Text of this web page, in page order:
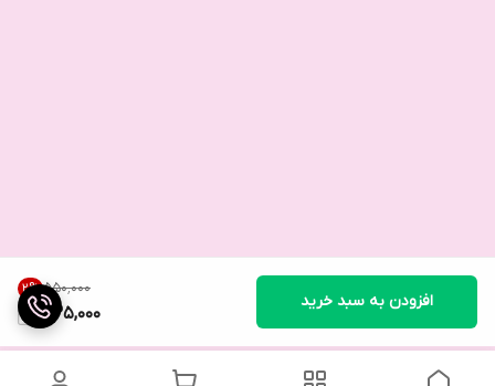
۵۵۰٬۰۰۰ 2%
535,000
افزودن به سبد خرید